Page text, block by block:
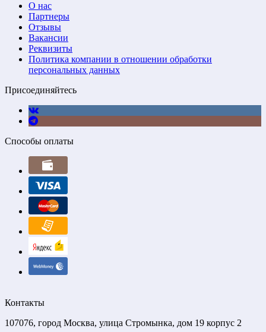
О нас
Партнеры
Отзывы
Вакансии
Реквизиты
Политика компании в отношении обработки
персональных данных
Присоединяйтесь
Способы оплаты
Контакты
107076, город Москва, улица Стромынка, дом 19 корпус 2